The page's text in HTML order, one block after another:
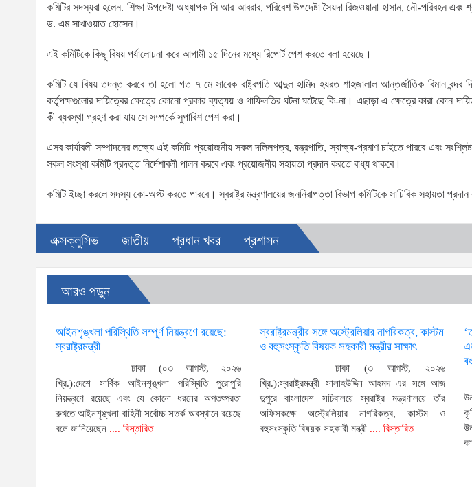
কমিটির সদস্যরা হলেন. শিক্ষা উপদেষ্টা অধ্যাপক সি আর আবরার, পরিবেশ উপদেষ্টা সৈয়দা রিজওয়ানা হাসান, নৌ-পরিবহন এবং
ড. এম সাখাওয়াত হোসেন।
এই কমিটিকে কিছু বিষয় পর্যালোচনা করে আগামী ১৫ দিনের মধ্যে রিপোর্ট পেশ করতে বলা হয়েছে।
কমিটি যে বিষয় তদন্ত করবে তা হলো গত ৭ মে সাবেক রাষ্ট্রপতি আব্দুল হামিদ হযরত শাহজালাল আন্তর্জাতিক বিমান বন্দর
কর্তৃপক্ষগুলোর দায়িত্বের ক্ষেত্রে কোনো প্রকার ব্যত্যয় ও গাফিলতির ঘটনা ঘটেছে কি-না। এছাড়া এ ক্ষেত্রে কারা কোন
কী ব্যবস্থা গ্রহণ করা যায় সে সম্পর্কে সুপারিশ পেশ করা।
এসব কার্যাবলী সম্পাদনের লক্ষ্যে এই কমিটি প্রয়োজনীয় সকল দলিলপত্র, যন্ত্রপাতি, স্বাক্ষ্য-প্রমাণ চাইতে পারবে এবং
সকল সংস্থা কমিটি প্রদত্ত নির্দেশাবলী পালন করবে এবং প্রয়োজনীয় সহায়তা প্রদান করতে বাধ্য থাকবে।
কমিটি ইচ্ছা করলে সদস্য কো-অপ্ট করতে পারবে। স্বরাষ্ট্র মন্ত্রণালয়ের জননিরাপত্তা বিভাগ কমিটিকে সাচিবিক সহায়তা
এক্সক্লুসিভ জাতীয় প্রধান খবর প্রশাসন
আরও পড়ুন
আইনশৃঙ্খলা পরিস্থিতি সম্পূর্ণ নিয়ন্ত্রণে রয়েছে:
স্বরাষ্ট্রমন্ত্রী
ঢাকা (০৩ আগস্ট, ২০২৬
খ্রি.):দেশে সার্বিক আইনশৃঙ্খলা পরিস্থিতি পুরোপুরি
নিয়ন্ত্রণে রয়েছে এবং যে কোনো ধরনের অপতৎপরতা
রুখতে আইনশৃঙ্খলা বাহিনী সর্বোচ্চ সতর্ক অবস্থানে রয়েছে
বলে জানিয়েছেন .... বিস্তারিত
স্বরাষ্ট্রমন্ত্রীর সঙ্গে অস্ট্রেলিয়ার নাগরিকত্ব, কাস্টম
ও বহুসংস্কৃতি বিষয়ক সহকারী মন্ত্রীর সাক্ষাৎ
ঢাকা (৩ আগস্ট, ২০২৬
খ্রি.):স্বরাষ্ট্রমন্ত্রী সালাহউদ্দিন আহমদ এর সঙ্গে আজ
দুপুরে বাংলাদেশ সচিবালয়ে স্বরাষ্ট্র মন্ত্রণালয়ে তাঁর
অফিসকক্ষে অস্ট্রেলিয়ার নাগরিকত্ব, কাস্টম ও
বহুসংস্কৃতি বিষয়ক সহকারী মন্ত্রী .... বিস্তারিত